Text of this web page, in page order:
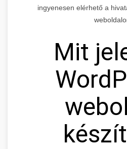
ingyenesen elérhető a
Mit